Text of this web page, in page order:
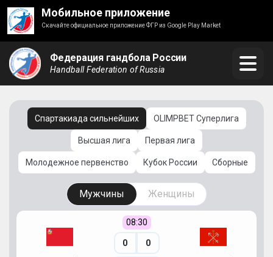
Мобильное приложение
Скачайте официальное приложение ФГР из Google Play Market
Федерация гандбола России
Handball Federation of Russia
Спартакиада сильнейших OLIMPBET Суперлига
Высшая лига Первая лига
Молодежное первенство Кубок России Сборные
Мужчины Женщины
08:30
0 0